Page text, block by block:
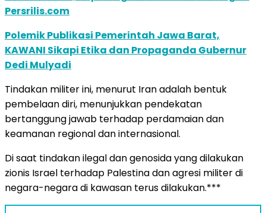
Persrilis.com
Polemik Publikasi Pemerintah Jawa Barat,
KAWANI Sikapi Etika dan Propaganda Gubernur
Dedi Mulyadi
Tindakan militer ini, menurut Iran adalah bentuk
pembelaan diri, menunjukkan pendekatan
bertanggung jawab terhadap perdamaian dan
keamanan regional dan internasional.
Di saat tindakan ilegal dan genosida yang dilakukan
zionis Israel terhadap Palestina dan agresi militer di
negara-negara di kawasan terus dilakukan.***